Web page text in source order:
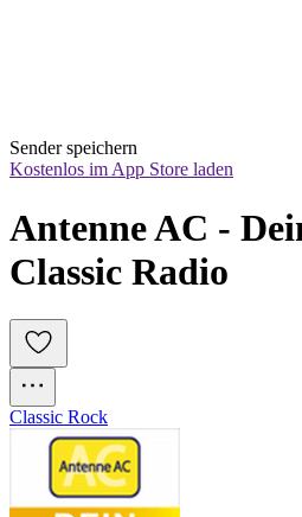
Sender speichern
Kostenlos im App Store laden
Antenne AC -
Classic Radio
Classic Rock